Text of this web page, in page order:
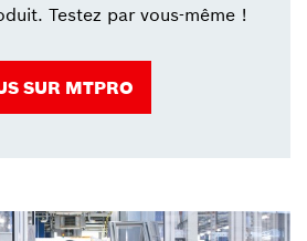
Testez par vous-même !
SUR MTPRO